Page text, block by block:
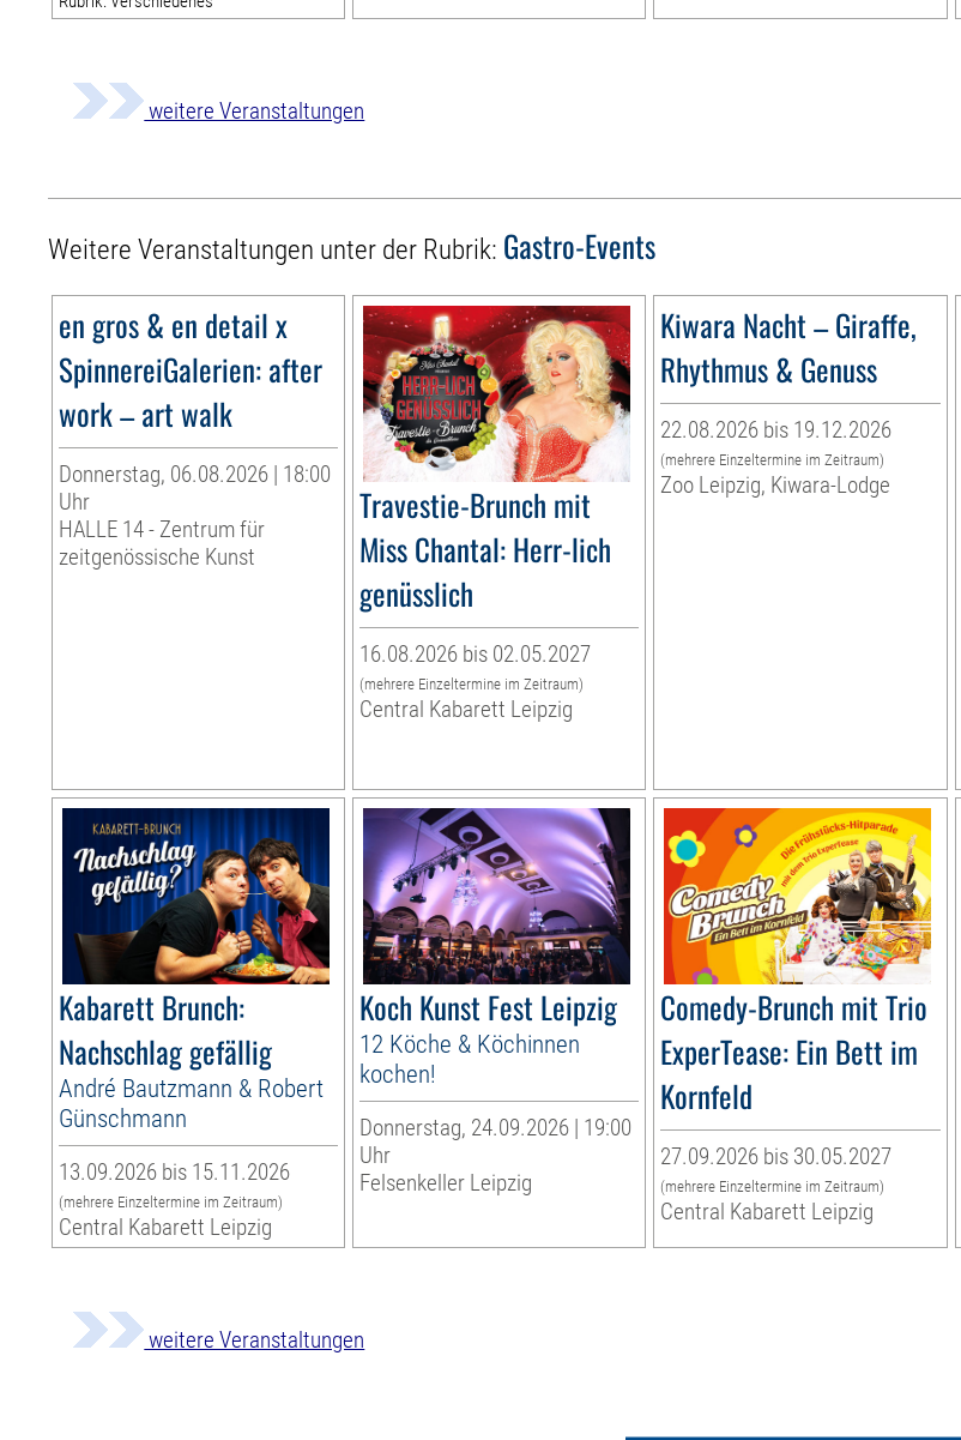
weitere Veranstaltungen
Weitere Veranstaltungen unter der Rubrik: Gastro-Events
en gros & en detail x
SpinnereiGalerien: after
work – art walk
Donnerstag, 06.08.2026 | 18:00
Uhr
HALLE 14 - Zentrum für
zeitgenössische Kunst
Travestie-Brunch mit
Miss Chantal: Herr-lich
genüsslich
16.08.2026 bis 02.05.2027
(mehrere Einzeltermine im Zeitraum)
Central Kabarett Leipzig
Kiwara Nacht – Giraffe,
Rhythmus & Genuss
22.08.2026 bis 19.12.2026
(mehrere Einzeltermine im Zeitraum)
Zoo Leipzig, Kiwara-Lodge
Kabarett Brunch:
Nachschlag gefällig
André Bautzmann & Robert
Günschmann
13.09.2026 bis 15.11.2026
(mehrere Einzeltermine im Zeitraum)
Central Kabarett Leipzig
Koch Kunst Fest Leipzig
12 Köche & Köchinnen
kochen!
Donnerstag, 24.09.2026 | 19:00
Uhr
Felsenkeller Leipzig
Comedy-Brunch mit Trio
ExperTease: Ein Bett im
Kornfeld
27.09.2026 bis 30.05.2027
(mehrere Einzeltermine im Zeitraum)
Central Kabarett Leipzig
weitere Veranstaltungen